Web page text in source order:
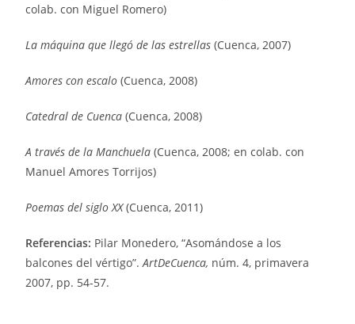
colab. con Miguel Romero)
La máquina que llegó de las estrellas(Cuenca, 2007)
Amores con escalo(Cuenca, 2008)
Catedral de Cuenca(Cuenca, 2008)
A través de la Manchuela(Cuenca, 2008; en colab. con
Manuel Amores Torrijos)
Poemas del siglo XX(Cuenca, 2011)
Referencias: Pilar Monedero, “Asomándose a los
balcones del vértigo”.ArtDeCuenca, núm. 4, primavera
2007, pp. 54-57.